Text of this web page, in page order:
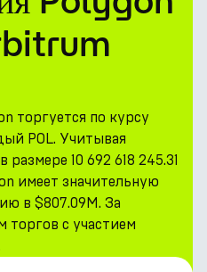
торгуется по курсу
POL. Учитывая
10 692 618 245.31
имеет значительную
в $807.09M. За
торгов с участием